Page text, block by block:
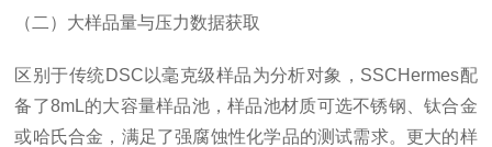
（二）大样品量与压力数据获取
区别于传统DSC以毫克级样品为分析对象，SSCHermes配
备了8mL的大容量样品池，样品池材质可选不锈钢、钛合金
或哈氏合金，满足了强腐蚀性化学品的测试需求。更大的样